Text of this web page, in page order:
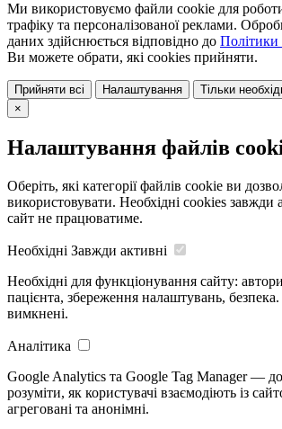
Ми використовуємо файли cookie для роботи
трафіку та персоналізованої реклами.
даних здійснюється відповідно до Політики
Ви можете обрати, які cookies прийняти.
Прийняти всі Налаштування
Тільки
×
Налаштування файлів
Оберіть, які категорії файлів cookie ви
використовувати. Необхідні cookies
сайт не працюватиме.
Необхідні Завжди активні
Необхідні для функціонування сайту:
пацієнта, збереження налаштувань,
вимкнені.
Аналітика
Google Analytics та Google Tag Manager —
розуміти, як користувачі взаємодіють із
агреговані та анонімні.